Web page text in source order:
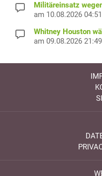
Militäreinsatz
am 10.08.2026
Whitney Houston
am 09.08.2026